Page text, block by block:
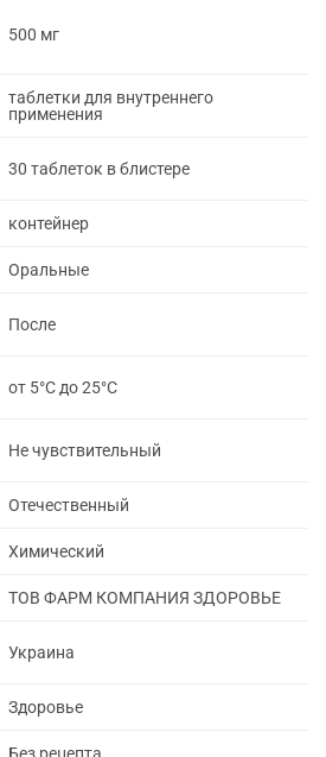
500 мг
таблетки для внутреннего
применения
30 таблеток в блистере
контейнер
Оральные
После
от 5°C до 25°C
Не чувствительный
Отечественный
Химический
ТОВ ФАРМ КОМПАНИЯ ЗДОРОВЬЕ
Украина
Здоровье
Без рецепта